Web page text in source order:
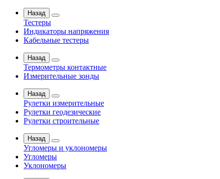
Назад
Тестеры
Индикаторы напряжения
Кабельные тестеры
Назад
Термометры контактные
Измерительные зонды
Назад
Рулетки измерительные
Рулетки геодезические
Рулетки строительные
Назад
Угломеры и уклономеры
Угломеры
Уклономеры